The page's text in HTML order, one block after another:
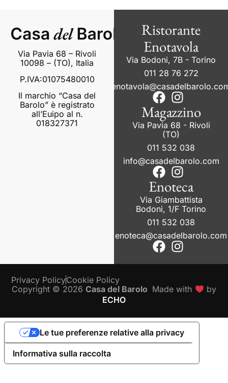
Via Pavia 68 – Rivoli
10098 – (TO), Italia
P.IVA:01075480010
Il marchio “Casa del
Barolo” è registrato
all’Euipo al n.
018327371
Ristorante
Enotavola
Via Bodoni, 7B - Torino
011 28 76 272
Magazzino
Via Pavia 68 - Rivoli
(TO)
011 532 038
info@casadelbarolo.com
Enoteca
Via Giambattista
Bodoni, 1/F Torino
011 532 038
enoteca@casadelbarolo.com
Copyright © 2026Casa del Barolo Made with
by
ECHO
Privacy PolicyCookie Policy
Informativa sulla raccolta
Le tue preferenze relative alla privacy